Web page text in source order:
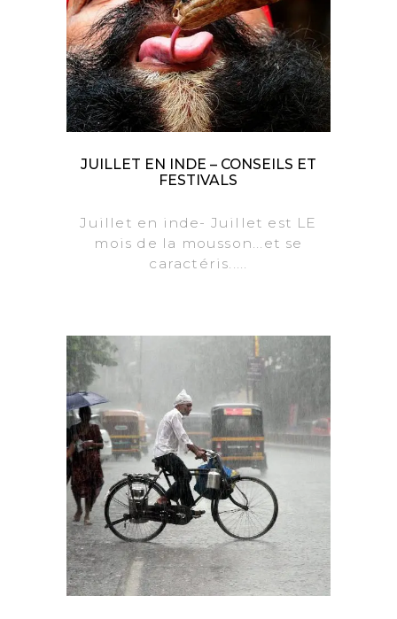
JUILLET EN INDE – CONSEILS ET
FESTIVALS
Juillet en inde- Juillet est LE
mois de la mousson...et se
caractéris.....